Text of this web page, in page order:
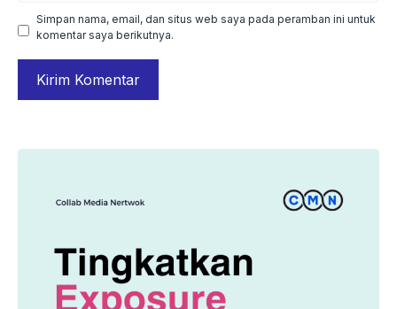
Simpan nama, email, dan situs web saya pada peramban ini untuk
komentar saya berikutnya.